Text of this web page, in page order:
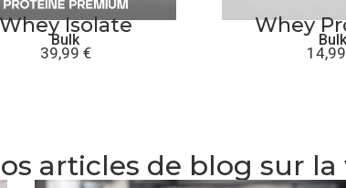
Isolate
Bulk
39,99 €
Whey
Bulk
articles de blog sur